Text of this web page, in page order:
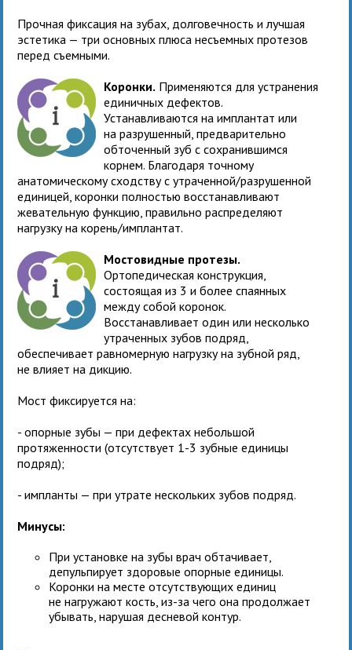
Прочная фиксация на зубах, долговечность и лучшая
эстетика — три основных плюса несъемных протезов
перед съемными.
Коронки. Применяются для устранения
единичных дефектов.
Устанавливаются на имплантат или
на разрушенный, предварительно
обточенный зуб с сохранившимся
корнем. Благодаря точному
анатомическому сходству с утраченной/разрушенной
единицей, коронки полностью восстанавливают
жевательную функцию, правильно распределяют
нагрузку на корень/имплантат.
Мостовидные протезы.
Ортопедическая конструкция,
состоящая из 3 и более спаянных
между собой коронок.
Восстанавливает один или несколько
утраченных зубов подряд,
обеспечивает равномерную нагрузку на зубной ряд,
не влияет на дикцию.
Мост фиксируется на:
- опорные зубы — при дефектах небольшой
протяженности (отсутствует 1-3 зубные единицы
подряд);
- импланты — при утрате нескольких зубов подряд.
Минусы:
При установке на зубы врач обтачивает,
депульпирует здоровые опорные единицы.
Коронки на месте отсутствующих единиц
не нагружают кость, из-за чего она продолжает
убывать, нарушая десневой контур.